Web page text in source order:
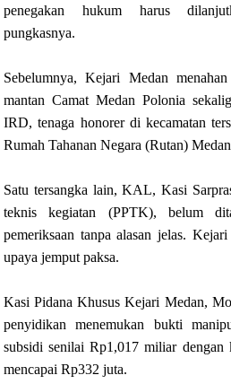
penegakan hukum harus
pungkasnya.
Sebelumnya, Kejari Medan
mantan Camat Medan Polonia
IRD, tenaga honorer di kecamatan
Rumah Tahanan Negara (Rutan)
Satu tersangka lain, KAL, Kasi
teknis kegiatan (PPTK), belum
pemeriksaan tanpa alasan jelas.
upaya jemput paksa.
Kasi Pidana Khusus Kejari Medan,
penyidikan menemukan bukti
subsidi senilai Rp1,017 miliar dengan
mencapai Rp332 juta.